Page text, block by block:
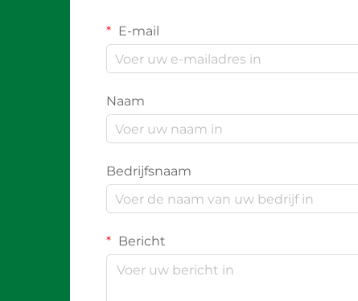
E-mail
Naam
Bedrijfsnaam
Bericht